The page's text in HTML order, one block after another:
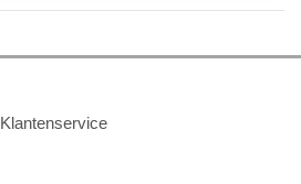
Klantenservice